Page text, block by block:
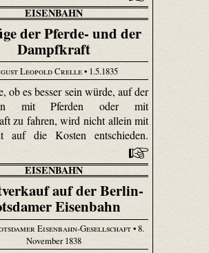
EISENBAHN
der Pferde- und der
Dampfkraft
Leopold Crelle• 1.5.1835
ob es besser sein würde, auf der
mit Pferden oder mit
zu fahren, wird nicht allein mit
auf die Kosten entschieden.
EISENBAHN
auf der Berlin-
Eisenbahn
Eisenbahn-Gesellschaft• 8.
November 1838